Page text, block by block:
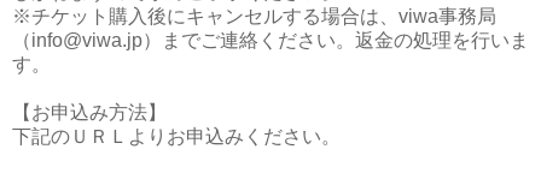
※チケット購入後にキャンセルする場合は、viwa事務局
（info@viwa.jp）までご連絡ください。返金の処理を行いま
す。
【お申込み方法】
下記のＵＲＬよりお申込みください。